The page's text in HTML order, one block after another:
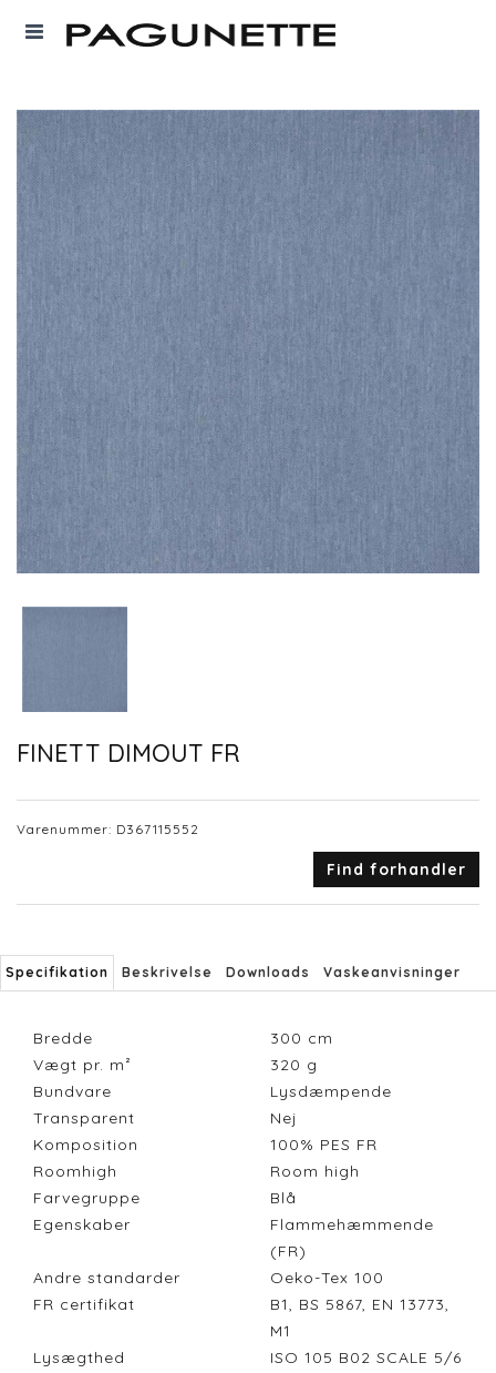
FINETT DIMOUT FR
Varenummer: D367115552
Find forhandler
Specifikation Beskrivelse Downloads Vaskeanvisninger
Bredde 300 cm
Vægt pr. m²
320 g
Bundvare
Lysdæmpende
Transparent
Nej
Komposition
100% PES FR
Roomhigh
Room high
Farvegruppe
Blå
Egenskaber
Flammehæmmende
(FR)
Andre standarder
Oeko-Tex 100
FR certifikat
B1, BS 5867, EN 13773,
M1
Lysægthed
ISO 105 B02 SCALE 5/6